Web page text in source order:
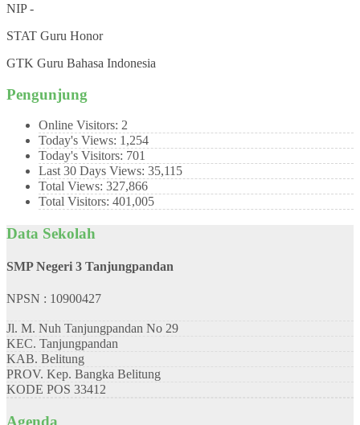
NIP-
STAT Guru Honor
GTK Guru Bahasa Indonesia
Pengunjung
Online Visitors: 2
Today's Views: 1,254
Today's Visitors: 701
Last 30 Days Views: 35,115
Total Views: 327,866
Total Visitors: 401,005
Data Sekolah
SMP Negeri 3 Tanjungpandan
NPSN : 10900427
Jl. M. Nuh Tanjungpandan No 29
KEC. Tanjungpandan
KAB. Belitung
PROV. Kep. Bangka Belitung
KODE POS 33412